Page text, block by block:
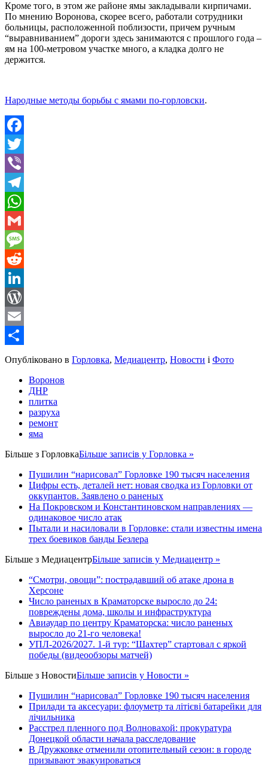
Кроме того, в этом же районе ямы закладывали кирпичами.
По мнению Воронова, скорее всего, работали сотрудники
больницы, расположенной поблизости, причем ручным
“выравниванием” дороги здесь занимаются с прошлого года –
ям на 100-метровом участке много, а кладка долго не
держится.
Народные методы борьбы с ямами по-горловски.
Facebook
Twitter
Viber
Telegram
WhatsApp
Gmail
Message
Reddit
LinkedIn
WordPress
Email
Share
Опубліковано в Горловка, Медиацентр, Новости і Фото
Воронов
ДНР
плитка
разруха
ремонт
яма
Більше з ГорловкаБільше записів у Горловка »
Пушилин “нарисовал” Горловке 190 тысяч населения
Цифры есть, деталей нет: новая сводка из Горловки от
оккупантов. Заявлено о раненых
На Покровском и Константиновском направлениях —
одинаковое число атак
Пытали и насиловали в Горловке: стали известны имена
трех боевиков банды Безлера
Більше з МедиацентрБільше записів у Медиацентр »
“Смотри, овощи”: пострадавший об атаке дрона в
Херсоне
Число раненых в Краматорске выросло до 24:
повреждены дома, школы и инфраструктура
Авиаудар по центру Краматорска: число раненых
выросло до 21-го человека!
УПЛ-2026/2027. 1-й тур: “Шахтер” стартовал с яркой
победы (видеообзоры матчей)
Більше з НовостиБільше записів у Новости »
Пушилин “нарисовал” Горловке 190 тысяч населения
Прилади та аксесуари: флоуметр та літієві батарейки для
лічильника
Расстрел пленного под Волновахой: прокуратура
Донецкой области начала расследование
В Дружковке отменили отопительный сезон: в городе
призывают эвакуироваться